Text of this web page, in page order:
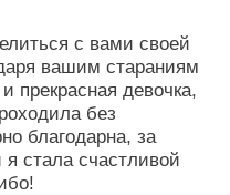
с вами своей
вашим стараниям
прекрасная девочка,
без
благодарна, за
стала счастливой